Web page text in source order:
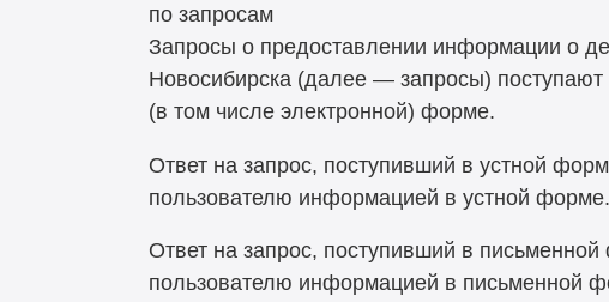
по запросам
Запросы о предоставлении информации о
Новосибирска (далее — запросы) поступают
(в том числе электронной) форме.
Ответ на запрос, поступивший в устной
пользователю информацией в устной форме.
Ответ на запрос, поступивший в
пользователю информацией в письменной